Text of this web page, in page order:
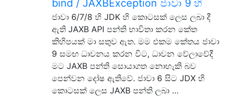
bind / JAXBException ජාවා 9 හි
ජාවා 6/7/8 හි JDK හි කොටසක් ලෙස ලබා දී
ඇති JAXB API පන්ති භාවිතා කරන කේත
කිහිපයක් මා සතුව ඇත. මම එකම කේතය ජාවා
9 සමඟ ධාවනය කරන විට, ධාවන වේලාවේදී
මට JAXB පන්ති සොයාගත නොහැකි බව
පෙන්වන දෝෂ ඇතිවේ. ජාවා 6 සිට JDX හි
කොටසක් ලෙස JAXB පන්ති ලබා …